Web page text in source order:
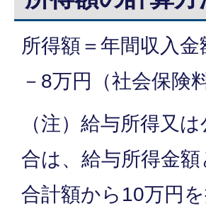
所得額＝年間収入
－8万円（社会保険
（注）給与所得又
合は、給与所得金
合計額から10万円